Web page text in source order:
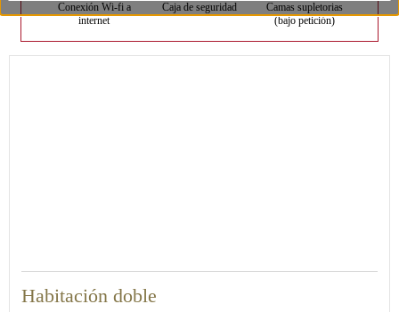
Conexión Wi-fi a
internet
Caja de seguridad
Camas supletorias
(bajo petición)
Habitación doble